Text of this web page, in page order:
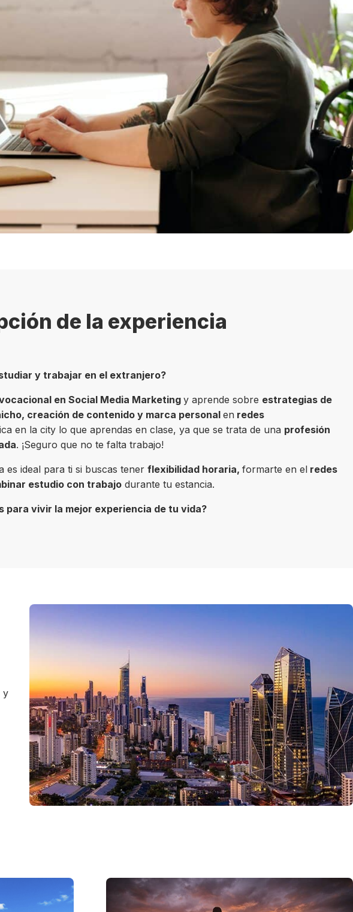
Desarrollo Web en
+30 Summer English for
Professionals en Melbourne
de la experiencia
y trabajar en el extranjero?
en Social Media Marketing y aprende sobre estrategias de
creación de contenido y marca personal en redes
en la city lo que aprendas en clase, ya que se trata de una profesión
. ¡Seguro que no te falta trabajo!
es ideal para ti si buscas tener flexibilidad horaria, formarte en elredes
estudio con trabajodurante tu estancia.
para vivir la mejor experiencia de tu vida?
y